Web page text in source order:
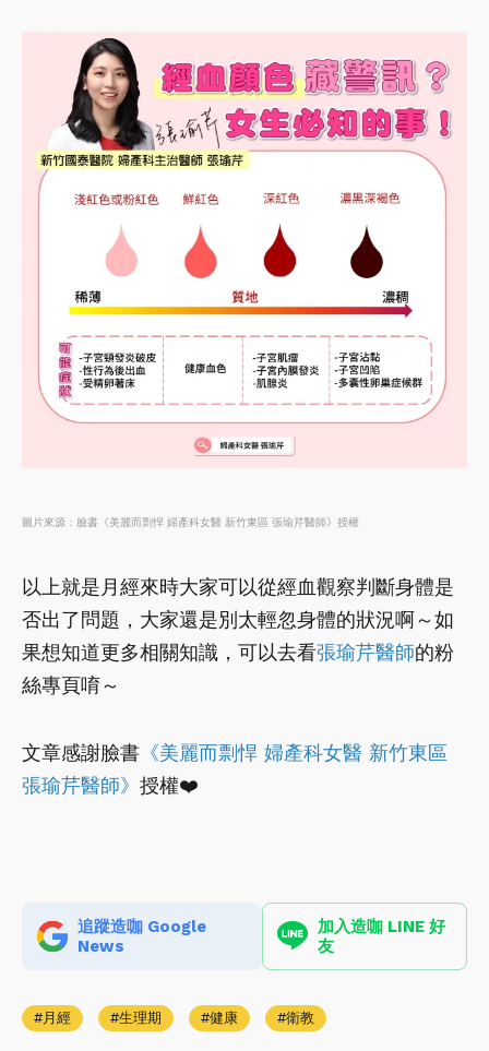
圖片來源：臉書《美麗而剽悍 婦產科女醫 新竹東區 張瑜芹醫師》授權
以上就是月經來時大家可以從經血觀察判斷身體是
否出了問題，大家還是別太輕忽身體的狀況啊～如
果想知道更多相關知識，可以去看張瑜芹醫師的粉
絲專頁唷～
文章感謝臉書 《美麗而剽悍 婦產科女醫 新竹東區
張瑜芹醫師》 授權❤️
追蹤造咖 Google
News
加入造咖 LINE 好
友
月經 生理期 健康 衛教